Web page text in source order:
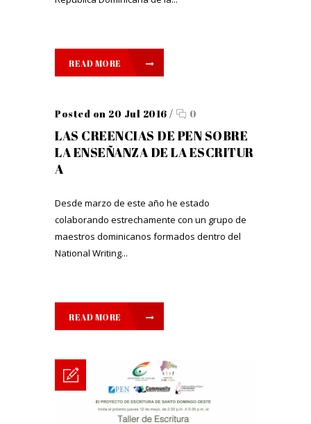
READ MORE
Posted on 20 Jul 2016 / 0
LAS CREENCIAS DE PEN SOBRE
LA ENSEÑANZA DE LA ESCRITUR
A
Desde marzo de este año he estado
colaborando estrechamente con un grupo de
maestros dominicanos formados dentro del
National Writing...
READ MORE